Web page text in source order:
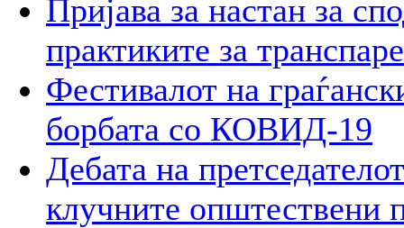
Пријава за настан за
практиките за
Фестивалот на
борбата со КОВИД-19
Дебата на
клучните општествени